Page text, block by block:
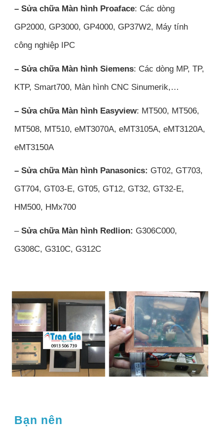
– Sửa chữa Màn hình Proaface: Các dòng
GP2000, GP3000, GP4000, GP37W2, Máy tính
công nghiệp IPC
– Sửa chữa Màn hình Siemens: Các dòng MP, TP,
KTP, Smart700, Màn hình CNC Sinumerik,…
– Sửa chữa Màn hình Easyview: MT500, MT506,
MT508, MT510, eMT3070A, eMT3105A, eMT3120A,
eMT3150A
– Sửa chữa Màn hình Panasonics: GT02, GT703,
GT704, GT03-E, GT05, GT12, GT32, GT32-E,
HM500, HMx700
–Sửa chữa Màn hình Redlion: G306C000,
G308C, G310C, G312C
Bạn nên